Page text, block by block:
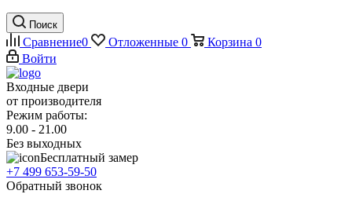
Поиск
Сравнение0 Отложенные 0 Корзина 0
Войти
Входные двери
от производителя
Режим работы:
9.00 - 21.00
Без выходных
Бесплатный замер
+7 499 653-59-50
Обратный звонок